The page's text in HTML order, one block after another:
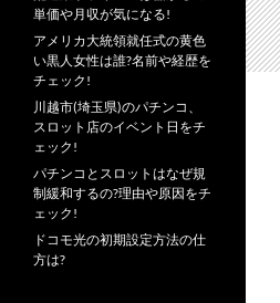
単価や月収が気になる!
アメリカ大統領就任式の黄色
い黒人女性は誰?名前や経歴を
チェック!
川越市(埼玉県)のパチンコ、
スロット店のイベント日をチ
ェック!
パチンコとスロットはなぜ規
制緩和するの?理由や原因をチ
ェック!
ドコモ光の初期設定方法の仕
方は?